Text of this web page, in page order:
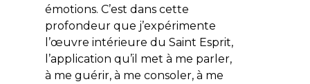
émotions. C’est dans cette
profondeur que j’expérimente
l’œuvre intérieure du Saint Esprit,
l’application qu’il met à me parler,
à me guérir, à me consoler, à me